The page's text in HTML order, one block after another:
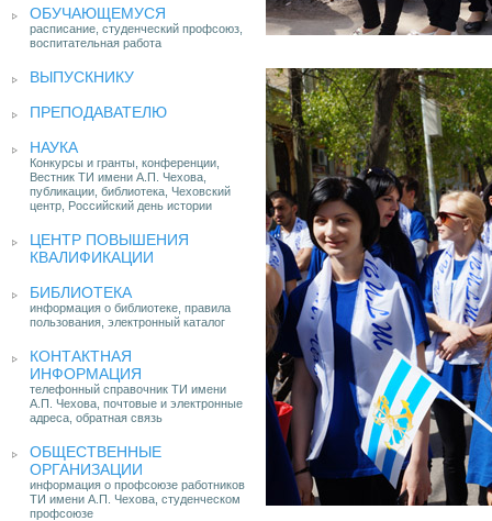
ОБУЧАЮЩЕМУСЯ
расписание, студенческий профсоюз,
воспитательная работа
ВЫПУСКНИКУ
ПРЕПОДАВАТЕЛЮ
НАУКА
Конкурсы и гранты, конференции,
Вестник ТИ имени А.П. Чехова,
публикации, библиотека, Чеховский
центр, Российский день истории
ЦЕНТР ПОВЫШЕНИЯ
КВАЛИФИКАЦИИ
БИБЛИОТЕКА
информация о библиотеке, правила
пользования, электронный каталог
КОНТАКТНАЯ
ИНФОРМАЦИЯ
телефонный справочник ТИ имени
А.П. Чехова, почтовые и электронные
адреса, обратная связь
ОБЩЕСТВЕННЫЕ
ОРГАНИЗАЦИИ
информация о профсоюзе работников
ТИ имени А.П. Чехова, студенческом
профсоюзе